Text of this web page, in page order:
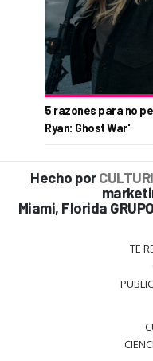
5 razones para no
Ryan: Ghost War'
Hecho por
Miami, Florida
TE